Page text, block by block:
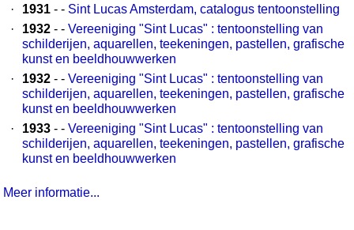
·
1931 - - Sint Lucas Amsterdam, catalogus tentoonstelling
·
1932 - - Vereeniging "Sint Lucas" : tentoonstelling van
schilderijen, aquarellen, teekeningen, pastellen, grafische
kunst en beeldhouwwerken
·
1932 - - Vereeniging "Sint Lucas" : tentoonstelling van
schilderijen, aquarellen, teekeningen, pastellen, grafische
kunst en beeldhouwwerken
·
1933 - - Vereeniging "Sint Lucas" : tentoonstelling van
schilderijen, aquarellen, teekeningen, pastellen, grafische
kunst en beeldhouwwerken
Meer informatie...